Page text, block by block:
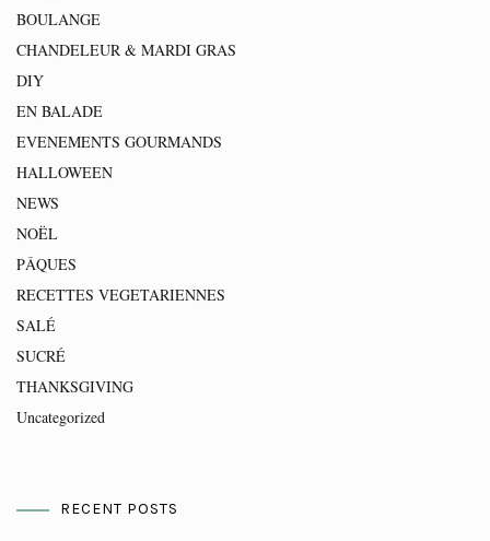
BOULANGE
CHANDELEUR & MARDI GRAS
DIY
EN BALADE
EVENEMENTS GOURMANDS
HALLOWEEN
NEWS
NOËL
PÂQUES
RECETTES VEGETARIENNES
SALÉ
SUCRÉ
THANKSGIVING
Uncategorized
RECENT POSTS